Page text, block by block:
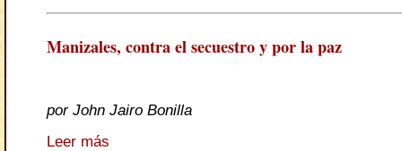
Manizales, contra el secuestro y por la paz
por John Jairo Bonilla
Leer más